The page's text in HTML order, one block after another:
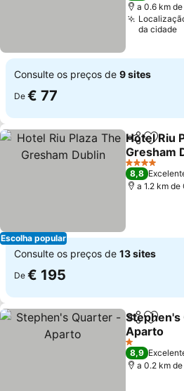
a 0.6 km
da cidade
Consulte os preços de 9 sites
De € 77
Escolha popular
Partilhar
Hotel Riu
Gresham
Ver preços
4 Estrelas
8,8
a 1.2 km
Consulte os preços de 13 sites
De € 195
Partilhar
Aparto
Ver preços
1 Estrelas
8,9
a 0.2 km